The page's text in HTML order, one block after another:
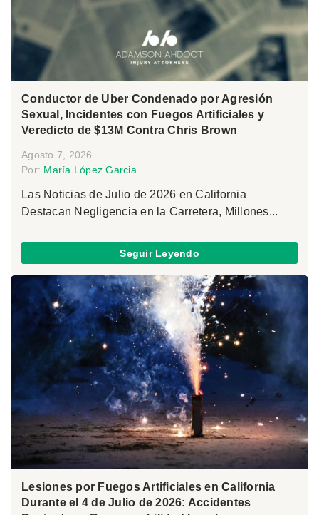
Conductor de Uber Condenado por Agresión
Sexual, Incidentes con Fuegos Artificiales y
Veredicto de $13M Contra Chris Brown
Agosto 7, 2026
Por: María López Garcia
Las Noticias de Julio de 2026 en California
Destacan Negligencia en la Carretera, Millones...
Seguir Leyendo
Lesiones por Fuegos Artificiales en California
Durante el 4 de Julio de 2026: Accidentes